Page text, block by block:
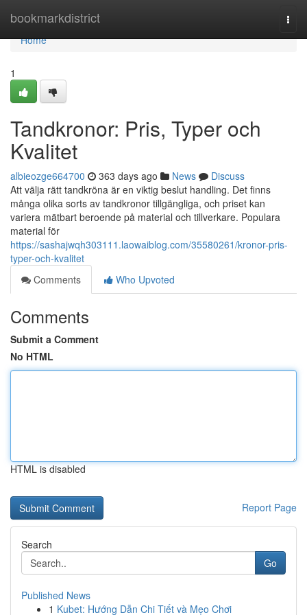
bookmarkdistrict
Home
Home
1
Tandkronor: Pris, Typer och
Kvalitet
albieozge664700 363 days ago News
Discuss
Att välja rätt tandkröna är en viktig beslut handling. Det finns
många olika sorts av tandkronor tillgängliga, och priset kan
variera mätbart beroende på material och tillverkare. Populara
material för
https://sashajwqh303111.laowaiblog.com/35580261/kronor-pris-
typer-och-kvalitet
Comments
Who Upvoted
Comments
Submit a Comment
No HTML
HTML is disabled
Report Page
Search
Go
Published News
1 Kubet: Hướng Dẫn Chi Tiết và Mẹo Chơi